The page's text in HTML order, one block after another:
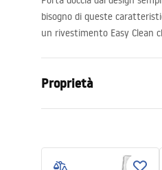
bisogno di queste
un rivestimento Easy Clean
Proprietà
La direzione della porta